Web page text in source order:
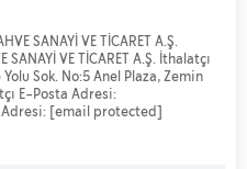
SANAYİ VE TİCARET A.Ş.
SANAYİ VE TİCARET A.Ş. İthalatçı
Sok. No:5 Anel Plaza, Zemin
E-Posta Adresi:
Adresi: [email protected]